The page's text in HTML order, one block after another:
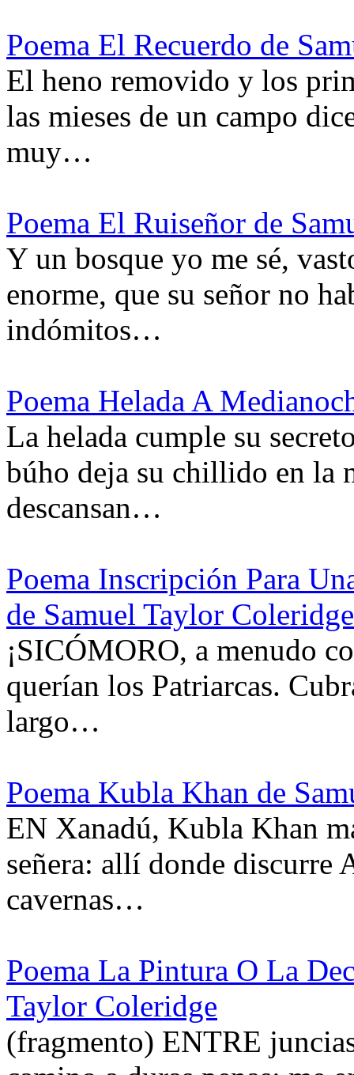
Poema El Recuerdo de
El heno removido y los
las mieses de un campo
muy…
Poema El Ruiseñor de
Y un bosque yo me sé,
enorme, que su señor no
indómitos…
Poema Helada A
La helada cumple su
búho deja su chillido en la
descansan…
Poema Inscripción Para
de Samuel Taylor Coleridge
¡SICÓMORO, a menudo
querían los Patriarcas.
largo…
Poema Kubla Khan de
EN Xanadú, Kubla Khan
señera: allí donde discurre
cavernas…
Poema La Pintura O La
Taylor Coleridge
(fragmento) ENTRE